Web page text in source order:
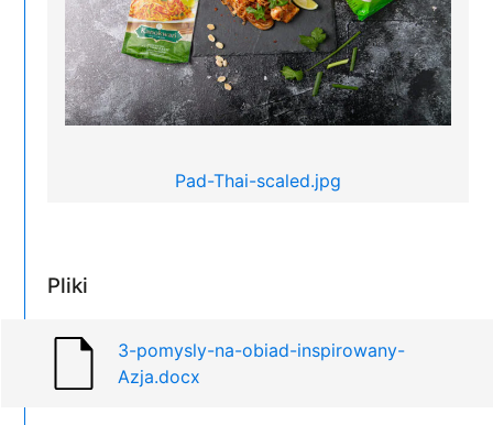
Pad-Thai-scaled.jpg
Pliki
3-pomysly-na-obiad-inspirowany-
Azja.docx